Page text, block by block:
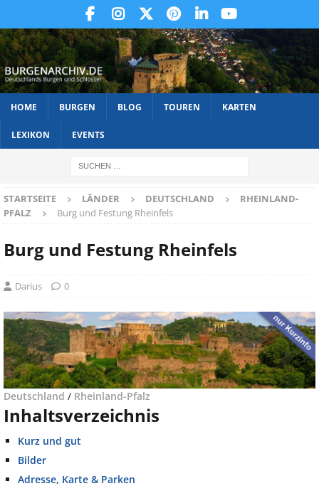
HOME BURGEN BLOG TOUREN KARTEN
LEXIKON EVENTS
STARTSEITE LÄNDER DEUTSCHLAND
RHEINLAND-
PFALZ
Burg und Festung Rheinfels
Burg und Festung Rheinfels
Darius 0
Deutschland / Rheinland-Pfalz
Inhaltsverzeichnis
Kurz und gut
Bilder
Adresse, Karte & Parken